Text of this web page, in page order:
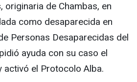
originaria de Chambas, en
como desaparecida en
Personas Desaparecidas del
ayuda con su caso el
activó el Protocolo Alba.